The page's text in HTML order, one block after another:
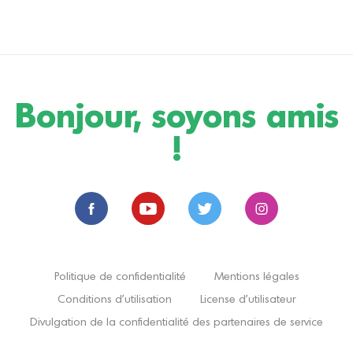
Bonjour, soyons amis
!
Politique de confidentialité Mentions légales
Conditions d'utilisation License d'utilisateur
Divulgation de la confidentialité des partenaires de service